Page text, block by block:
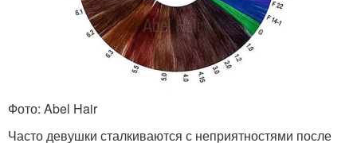
Фото: Abel Hair
Часто девушки сталкиваются с неприятностями после